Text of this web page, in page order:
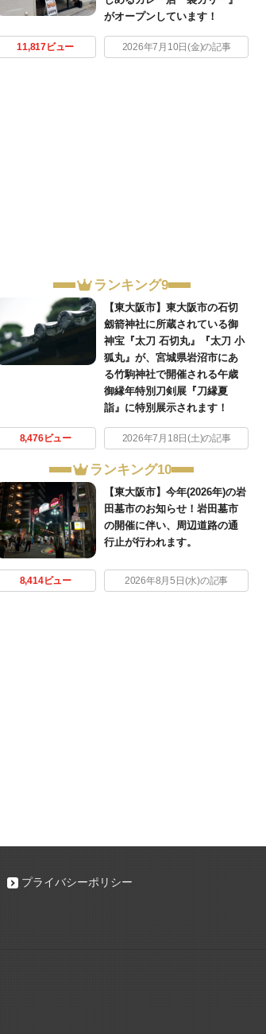
がオープンしています！
11,817ビュー 2026年7月10日(金)の記事
ランキング9
【東大阪市】東大阪市の石切
劔箭神社に所蔵されている御
神宝『太刀 石切丸』『太刀 小
狐丸』が、宮城県岩沼市にあ
る竹駒神社で開催される午歳
御縁年特別刀剣展『刀縁夏
詣』に特別展示されます！
8,476ビュー 2026年7月18日(土)の記事
ランキング10
【東大阪市】今年(2026年)の岩
田墓市のお知らせ！岩田墓市
の開催に伴い、周辺道路の通
行止が行われます。
8,414ビュー 2026年8月5日(水)の記事
プライバシーポリシー